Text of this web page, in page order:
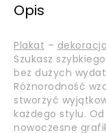
Opis
Plakat – dekoracja
Szukasz
bez dużych
Różnorodność
stworzyć
każdego stylu.
nowoczesne